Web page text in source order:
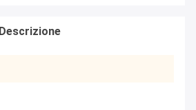
Descrizione